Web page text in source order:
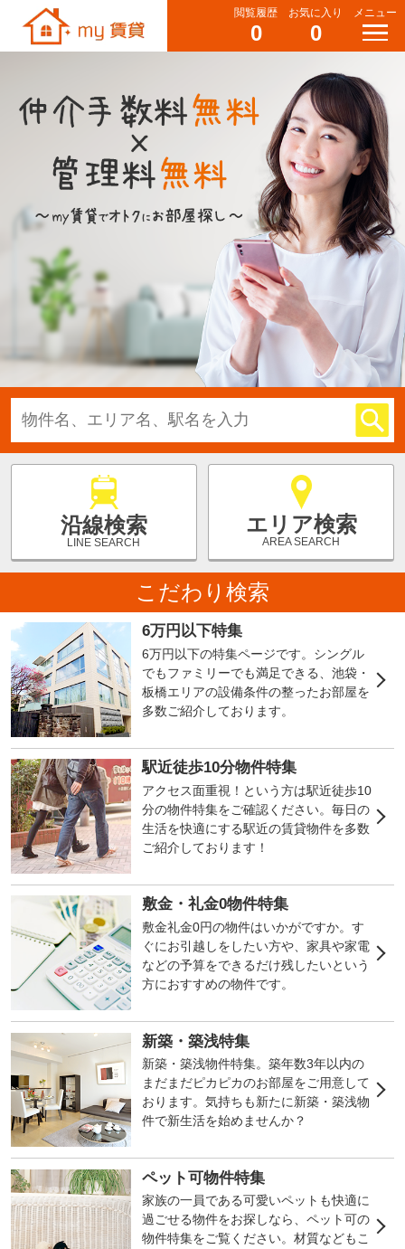
閲覧履歴
0
お気に入り
0
メニュー
沿線検索
LINE SEARCH
エリア検索
AREA SEARCH
こだわり検索
6万円以下特集
6万円以下の特集ページです。シングル
でもファミリーでも満足できる、池袋・
板橋エリアの設備条件の整ったお部屋を
多数ご紹介しております。
駅近徒歩10分物件特集
アクセス面重視！という方は駅近徒歩10
分の物件特集をご確認ください。毎日の
生活を快適にする駅近の賃貸物件を多数
ご紹介しております！
敷金・礼金0物件特集
敷金礼金0円の物件はいかがですか。す
ぐにお引越しをしたい方や、家具や家電
などの予算をできるだけ残したいという
方におすすめの物件です。
新築・築浅特集
新築・築浅物件特集。築年数3年以内の
まだまだピカピカのお部屋をご用意して
おります。気持ちも新たに新築・築浅物
件で新生活を始めませんか？
ペット可物件特集
家族の一員である可愛いペットも快適に
過ごせる物件をお探しなら、ペット可の
物件特集をご覧ください。材質などもこ